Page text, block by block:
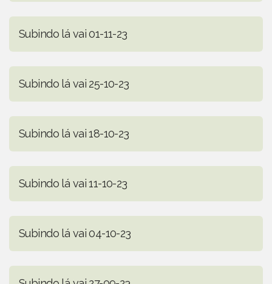
Subindo lá vai 01-11-23
Subindo lá vai 25-10-23
Subindo lá vai 18-10-23
Subindo lá vai 11-10-23
Subindo lá vai 04-10-23